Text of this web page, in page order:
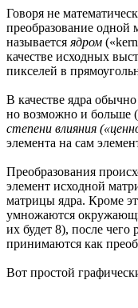
Говоря не
преобразование
называется ядром
качестве исходных
пикселей в
В качестве ядра
но возможно и больше
степени влияния
элемента на сам
Преобразования
элемент исходной
матрицы ядра. Кроме
умножаются
их будет 8), после чего
принимаются как
Вот простой